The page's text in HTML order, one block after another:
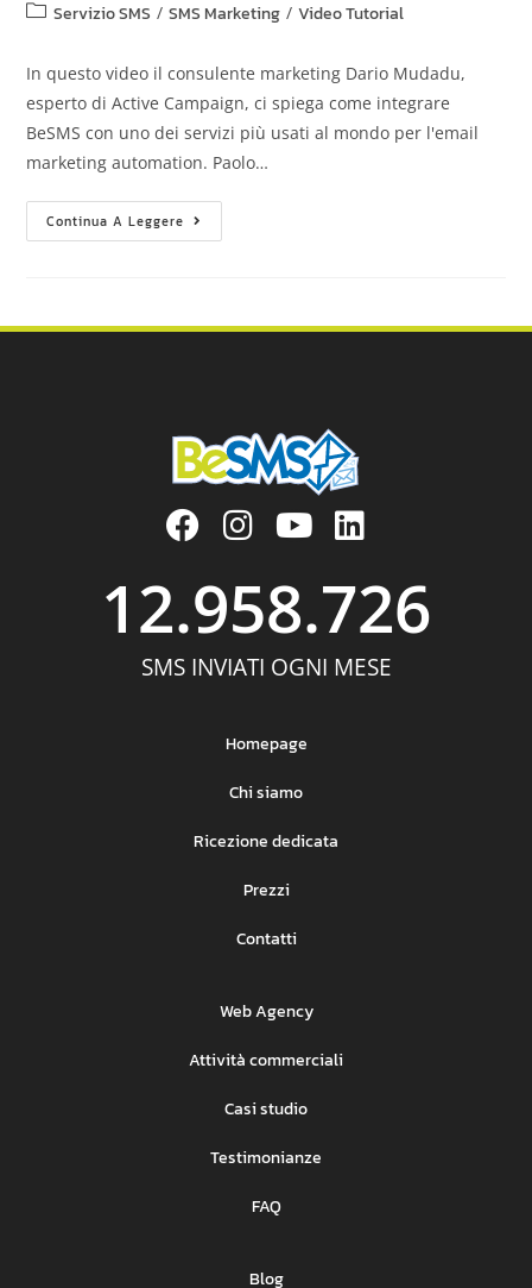
Servizio SMS / SMS Marketing / Video Tutorial
In questo video il consulente marketing Dario Mudadu,
esperto di Active Campaign, ci spiega come integrare
BeSMS con uno dei servizi più usati al mondo per l'email
marketing automation. Paolo…
Continua A Leggere
SMS INVIATI OGNI MESE
12.958.726
Homepage
Chi siamo
Ricezione dedicata
Prezzi
Contatti
Web Agency
Attività commerciali
Casi studio
Testimonianze
FAQ
Blog